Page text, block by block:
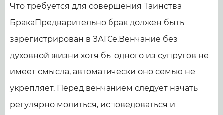
Что требуется для совершения Таинства
БракаПредварительно брак должен быть
зарегистрирован в ЗАГСе.Венчание без
духовной жизни хотя бы одного из супругов не
имеет смысла, автоматически оно семью не
укрепляет. Перед венчанием следует начать
регулярно молиться, исповедоваться и